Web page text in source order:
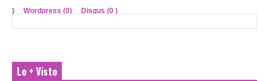
) Wordpress (0) Disqus (0 )
Lo + Visto